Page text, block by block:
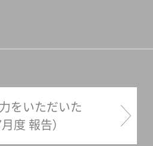
をいただいた
度 報告）